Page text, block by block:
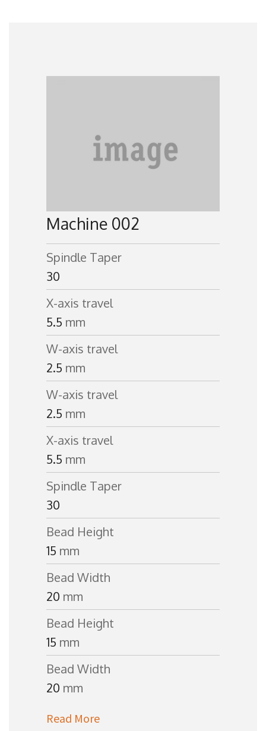
Machine 002
Spindle Taper
30
X-axis travel
5.5 mm
W-axis travel
2.5 mm
W-axis travel
2.5 mm
X-axis travel
5.5 mm
Spindle Taper
30
Bead Height
15 mm
Bead Width
20 mm
Bead Height
15 mm
Bead Width
20 mm
Read More